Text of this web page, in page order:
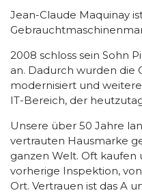
Jean-Claude Maquinay
2008 schloss sein Sohn
an. Dadurch wurden die
modernisiert und
IT-Bereich, der
Unsere über 50 Jahre
vertrauten Hausmarke
ganzen Welt. Oft kaufen
vorherige Inspektion,
Ort. Vertrauen ist das A